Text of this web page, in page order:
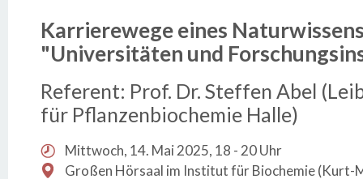
Karrierewege eines
"Universitäten und
Referent: Prof. Dr. Steffen Abel
für Pflanzenbiochemie Halle)
Mittwoch, 14. Mai 2025, 18 - 20 Uhr
Großen Hörsaal im Institut für Biochemie (Kurt-